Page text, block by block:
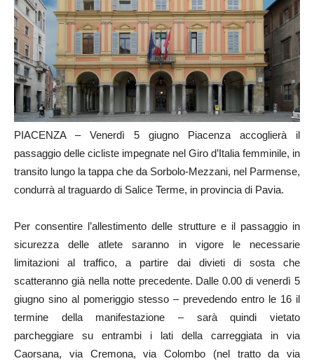
PIACENZA – Venerdì 5 giugno Piacenza accoglierà il
passaggio delle cicliste impegnate nel Giro d’Italia femminile, in
transito lungo la tappa che da Sorbolo-Mezzani, nel Parmense,
condurrà al traguardo di Salice Terme, in provincia di Pavia.
Per consentire l’allestimento delle strutture e il passaggio in
sicurezza delle atlete saranno in vigore le necessarie
limitazioni al traffico, a partire dai divieti di sosta che
scatteranno già nella notte precedente. Dalle 0.00 di venerdì 5
giugno sino al pomeriggio stesso – prevedendo entro le 16 il
termine della manifestazione – sarà quindi vietato
parcheggiare su entrambi i lati della carreggiata in via
Caorsana, via Cremona, via Colombo (nel tratto da via